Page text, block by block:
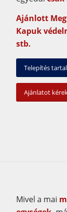
Ajánlott
Kapuk
stb.
Telepítés
Ajánlatot
Mivel a mai